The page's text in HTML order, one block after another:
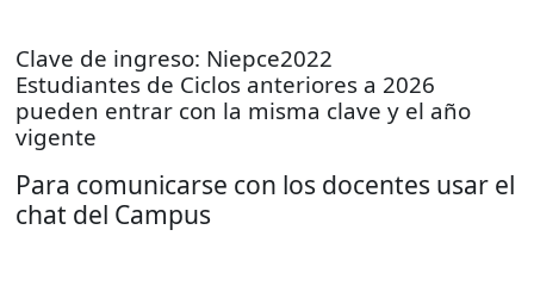
Clave de ingreso: Niepce2022
Estudiantes de Ciclos anteriores a 2026
pueden entrar con la misma clave y el año
vigente
Para comunicarse con los docentes usar el
chat del Campus